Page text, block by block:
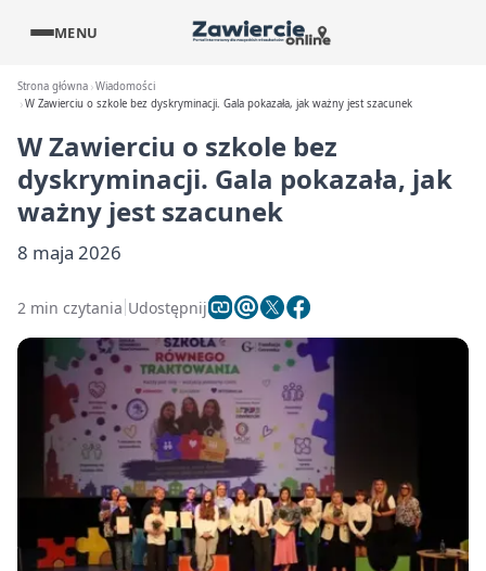
MENU
Strona główna Wiadomości
W Zawierciu o szkole bez dyskryminacji. Gala pokazała, jak ważny jest szacunek
W Zawierciu o szkole bez
dyskryminacji. Gala pokazała, jak
ważny jest szacunek
8 maja 2026
2 min czytania Udostępnij